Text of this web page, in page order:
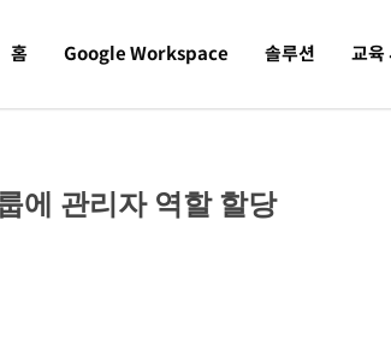
홈 Google Workspace 솔루션 교육
에 관리자 역할 할당